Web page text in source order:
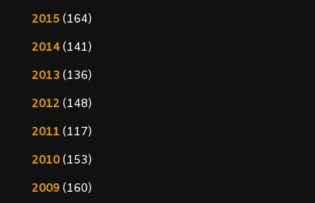
2015(164)
2014(141)
2013(136)
2012 (148)
2011 (117)
2010(153)
2009(160)